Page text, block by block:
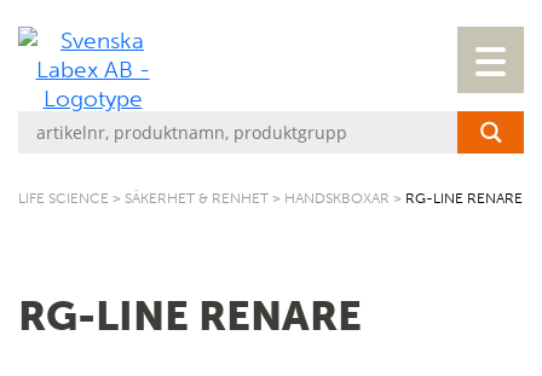
LIFE SCIENCE > SÄKERHET & RENHET > HANDSKBOXAR > RG-LINE RENARE
RG-LINE RENARE